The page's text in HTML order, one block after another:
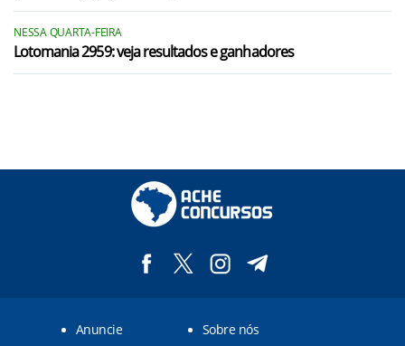
NESSA QUARTA-FEIRA
Lotomania 2959: veja resultados e ganhadores
Anuncie
Sobre nós